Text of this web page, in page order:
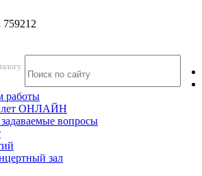
759212
работы
ОНЛАЙН
вопросы
зал